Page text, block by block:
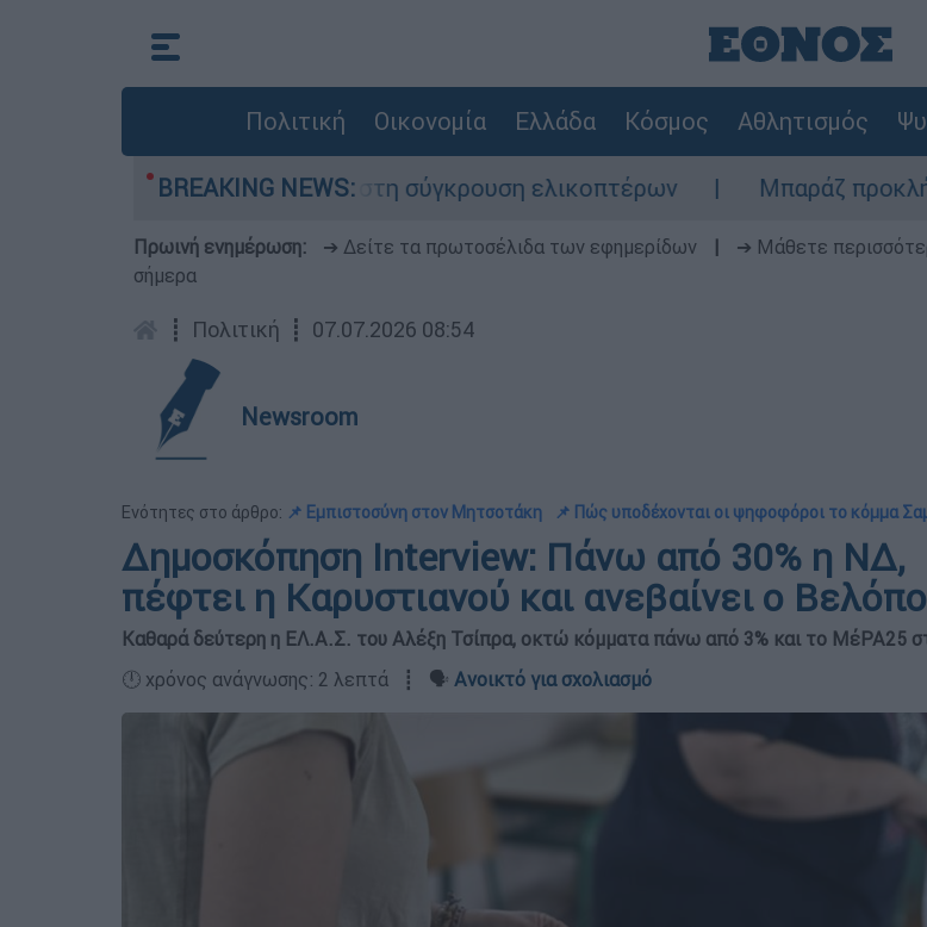
Πολιτική Οικονομία Ελλάδα Κόσμος Αθλητισμός
BREAKING NEWS:
τη ζωή του στη σύγκρουση ελικοπτέρων Μπαράζ προκλήσεων της
Πρωινή ενημέρωση: ➔ Δείτε τα πρωτοσέλιδα των εφημερίδων ➔ Μάθετε
σήμερα
┋ Πολιτική ┋ 07.07.2026 08:54
Newsroom
Ενότητες στο άρθρο: 📌 Εμπιστοσύνη στον Μητσοτάκη 📌 Πώς υποδέχονται οι ψηφοφόροι το κόμμα
Δημοσκόπηση Interview: Πάνω από 30% η ΝΔ,
πέφτει η Καρυστιανού και ανεβαίνει ο
Καθαρά δεύτερη η ΕΛ.Α.Σ. του Αλέξη Τσίπρα, οκτώ κόμματα πάνω από 3% και το ΜέΡΑ25
🕛 χρόνος ανάγνωσης: 2 λεπτά ┋ 🗣️ Ανοικτό για σχολιασμό